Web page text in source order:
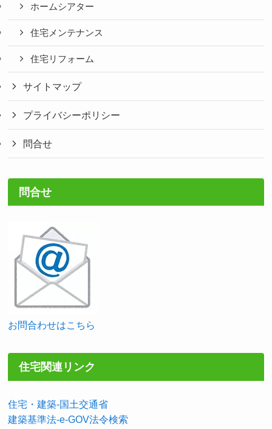
ホームシアター
住宅メンテナンス
住宅リフォーム
サイトマップ
プライバシーポリシー
問合せ
問合せ
お問合わせはこちら
住宅関連リンク
住宅・建築-国土交通省
建築基準法-e-GOV法令検索